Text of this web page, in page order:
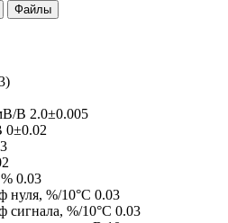
Файлы
В 2.0±0.005
0±0.02
0.03
нуля, %/10°C 0.03
сигнала, %/10°C 0.03